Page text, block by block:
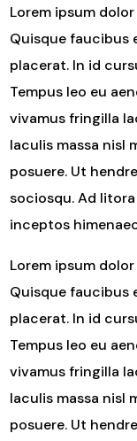
Lorem ipsum
Quisque faucibus
placerat. In id
Tempus leo eu
vivamus fringilla
Iaculis massa nisl
posuere. Ut
sociosqu. Ad
inceptos
Lorem ipsum
Quisque faucibus
placerat. In id
Tempus leo eu
vivamus fringilla
Iaculis massa nisl
posuere. Ut